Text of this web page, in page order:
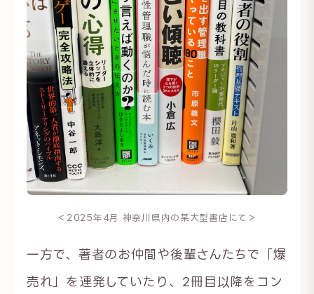
＜2025年4月 神奈川県内の某大型書店にて＞
一方で、著者のお仲間や後輩さんたちで「爆
売れ」を連発していたり、2冊目以降をコン